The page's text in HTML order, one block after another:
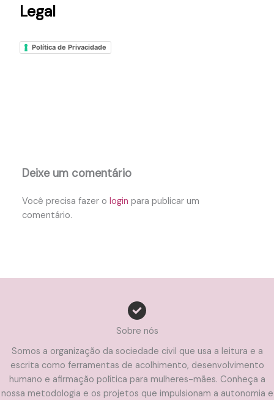
Legal
Política de Privacidade
Deixe um comentário
Você precisa fazer ologin para publicar um
comentário.
Sobre nós
Somos a organização da sociedade civil que usa a leitura e a
escrita como ferramentas de acolhimento, desenvolvimento
humano e afirmação política para mulheres-mães. Conheça a
nossa metodologia e os projetos que impulsionam a autonomia e